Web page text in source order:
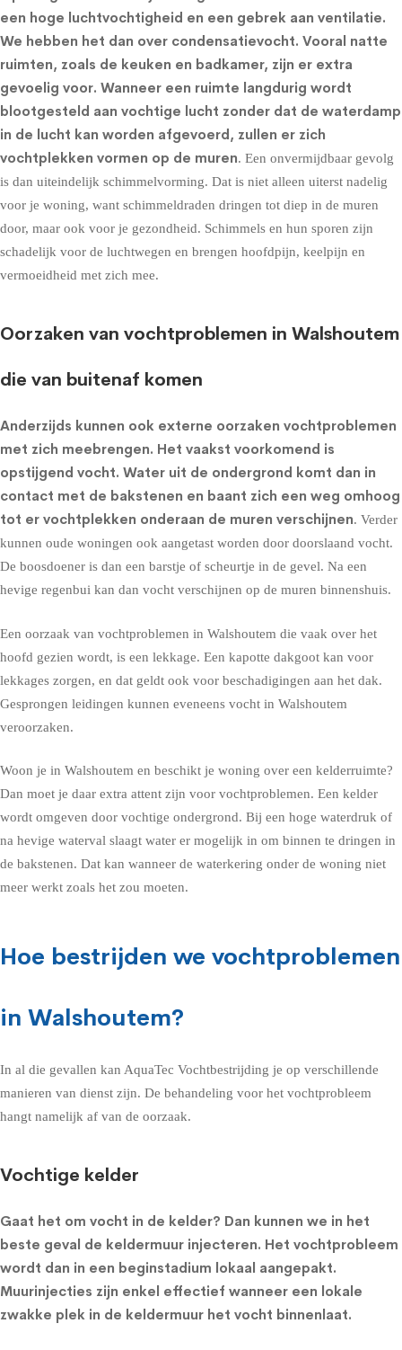
een hoge luchtvochtigheid en een gebrek aan ventilatie.
We hebben het dan over condensatievocht. Vooral natte
ruimten, zoals de keuken en badkamer, zijn er extra
gevoelig voor. Wanneer een ruimte langdurig wordt
blootgesteld aan vochtige lucht zonder dat de waterdamp
in de lucht kan worden afgevoerd, zullen er zich
vochtplekken vormen op de muren. Een onvermijdbaar gevolg
is dan uiteindelijk schimmelvorming. Dat is niet alleen uiterst nadelig
voor je woning, want schimmeldraden dringen tot diep in de muren
door, maar ook voor je gezondheid. Schimmels en hun sporen zijn
schadelijk voor de luchtwegen en brengen hoofdpijn, keelpijn en
vermoeidheid met zich mee.
Oorzaken van vochtproblemen in Walshoutem
die van buitenaf komen
Anderzijds kunnen ook externe oorzaken vochtproblemen
met zich meebrengen. Het vaakst voorkomend is
opstijgend vocht. Water uit de ondergrond komt dan in
contact met de bakstenen en baant zich een weg omhoog
tot er vochtplekken onderaan de muren verschijnen. Verder
kunnen oude woningen ook aangetast worden door doorslaand vocht.
De boosdoener is dan een barstje of scheurtje in de gevel. Na een
hevige regenbui kan dan vocht verschijnen op de muren binnenshuis.
Een oorzaak van vochtproblemen in Walshoutem die vaak over het
hoofd gezien wordt, is een lekkage. Een kapotte dakgoot kan voor
lekkages zorgen, en dat geldt ook voor beschadigingen aan het dak.
Gesprongen leidingen kunnen eveneens vocht in Walshoutem
veroorzaken.
Woon je in Walshoutem en beschikt je woning over een kelderruimte?
Dan moet je daar extra attent zijn voor vochtproblemen. Een kelder
wordt omgeven door vochtige ondergrond. Bij een hoge waterdruk of
na hevige waterval slaagt water er mogelijk in om binnen te dringen in
de bakstenen. Dat kan wanneer de waterkering onder de woning niet
meer werkt zoals het zou moeten.
Hoe bestrijden we vochtproblemen
in Walshoutem?
In al die gevallen kan AquaTec Vochtbestrijding je op verschillende
manieren van dienst zijn. De behandeling voor het vochtprobleem
hangt namelijk af van de oorzaak.
Vochtige kelder
Gaat het om vocht in de kelder? Dan kunnen we in het
beste geval de keldermuur injecteren. Het vochtprobleem
wordt dan in een beginstadium lokaal aangepakt.
Muurinjecties zijn enkel effectief wanneer een lokale
zwakke plek in de keldermuur het vocht binnenlaat.